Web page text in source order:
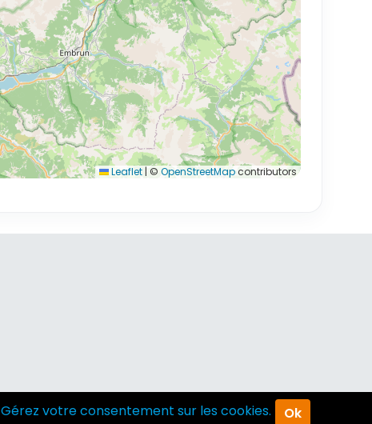
Leaflet | © OpenStreetMapcontributors
Gérez votre consentement sur les cookies. Ok